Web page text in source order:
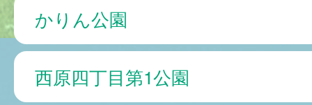
かりん公園
西原四丁目第1公園